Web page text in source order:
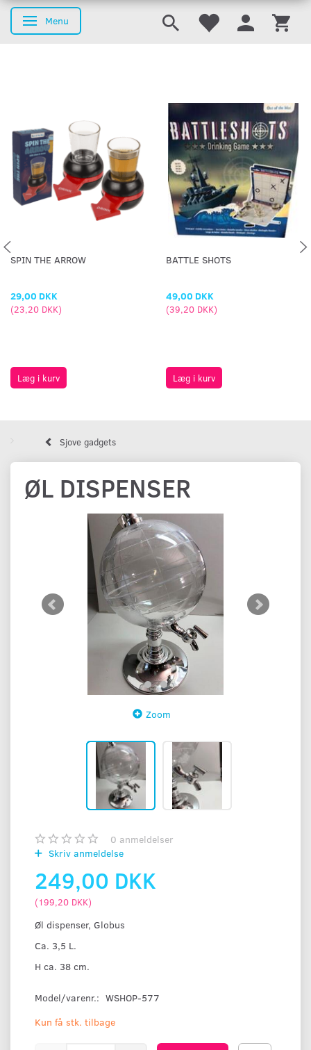
Skifte navigation
Menu
SPIN THE ARROW
29,00 DKK
(23,20 DKK)
Læg i kurv
BATTLE SHOTS
49,00 DKK
(39,20 DKK)
Læg i kurv
Sjove gadgets
ØL DISPENSER
Zoom
0 anmeldelser
Skriv anmeldelse
249,00 DKK
(199,20 DKK)
Øl dispenser, Globus
Ca. 3,5 L.
H ca. 38 cm.
Model/varenr.: WSHOP-577
Kun få stk. tilbage